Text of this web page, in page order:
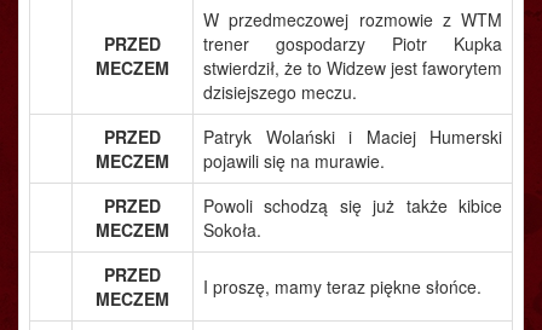
PRZED
MECZEM
W przedmeczowej rozmowie z WTM
trener gospodarzy Piotr Kupka
stwierdził, że to Widzew jest faworytem
dzisiejszego meczu.
PRZED
MECZEM
Patryk Wolański i Maciej Humerski
pojawili się na murawie.
PRZED
MECZEM
Powoli schodzą się już także kibice
Sokoła.
PRZED
MECZEM
I proszę, mamy teraz piękne słońce.